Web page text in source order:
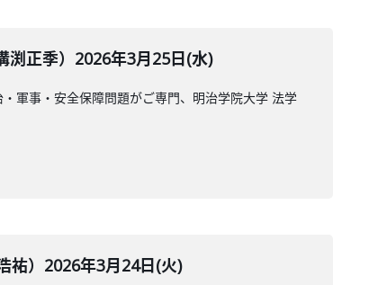
渕正季）2026年3月25日(水)
軍事・安全保障問題がご専門、明治学院大学 法学
祐）2026年3月24日(火)